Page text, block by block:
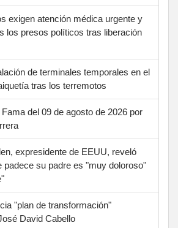
exigen atención médica urgente y
los presos políticos tras liberación
de terminales temporales en el
tras los terremotos
del 09 de agosto de 2026 por
expresidente de EEUU, reveló
padece su padre es "muy doloroso"
"plan de transformación"
David Cabello